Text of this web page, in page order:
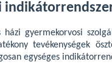
házi gyermekorvosi
tevékenységek
egységes